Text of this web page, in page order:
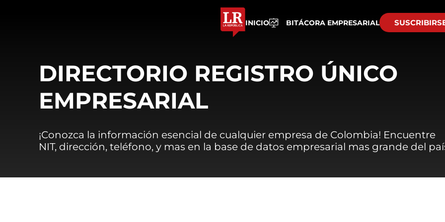
INICIO BITÁCORA EMPRESARIAL
DIRECTORIO REGISTRO ÚNICO
EMPRESARIAL
¡Conozca la información esencial de cualquier empresa de Colombia! Encuentre
NIT, dirección, teléfono, y mas en la base de datos empresarial mas grande del